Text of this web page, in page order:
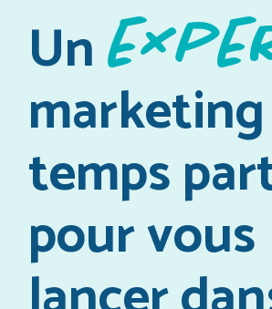
Un
temps
pour vous